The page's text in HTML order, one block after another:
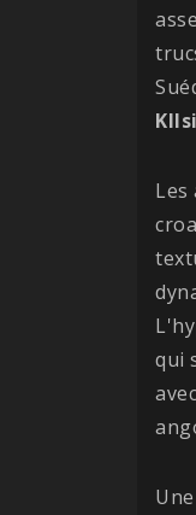
Les
qui